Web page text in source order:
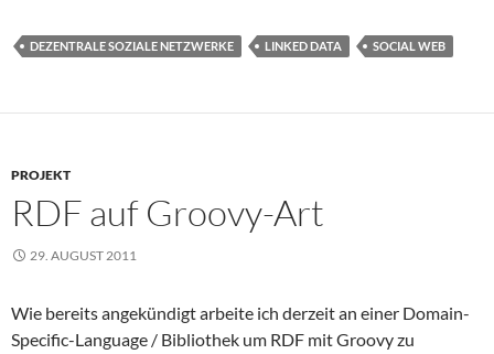
DEZENTRALE SOZIALE NETZWERKE LINKED DATA SOCIAL WEB
PROJEKT
RDF auf Groovy-Art
29. AUGUST 2011
Wie bereits angekündigt arbeite ich derzeit an einer Domain-
Specific-Language / Bibliothek um RDF mit Groovy zu